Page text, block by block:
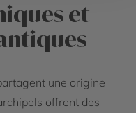
et
une origine
offrent des